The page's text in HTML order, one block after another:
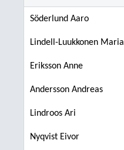
Söderlund Aaro
Lindell-Luukkonen Maria
Eriksson Anne
Andersson Andreas
Lindroos Ari
Nyqvist Eivor